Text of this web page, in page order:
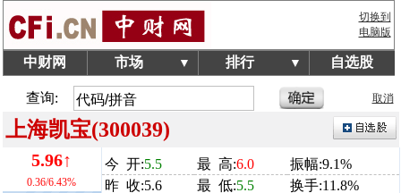
切换到
电脑版
中财网 市场 ▼ 排行 ▼ 自选股
查询: 取消
上海凯宝(300039)
5.96↑
0.36/6.43%
今 开:5.5 最 高:6.0
振幅:9.1%
昨 收:5.6
最 低:5.5
换手:11.8%